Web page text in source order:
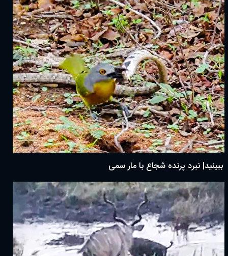
ببینید| نبرد پرنده شجاع با مار سمی